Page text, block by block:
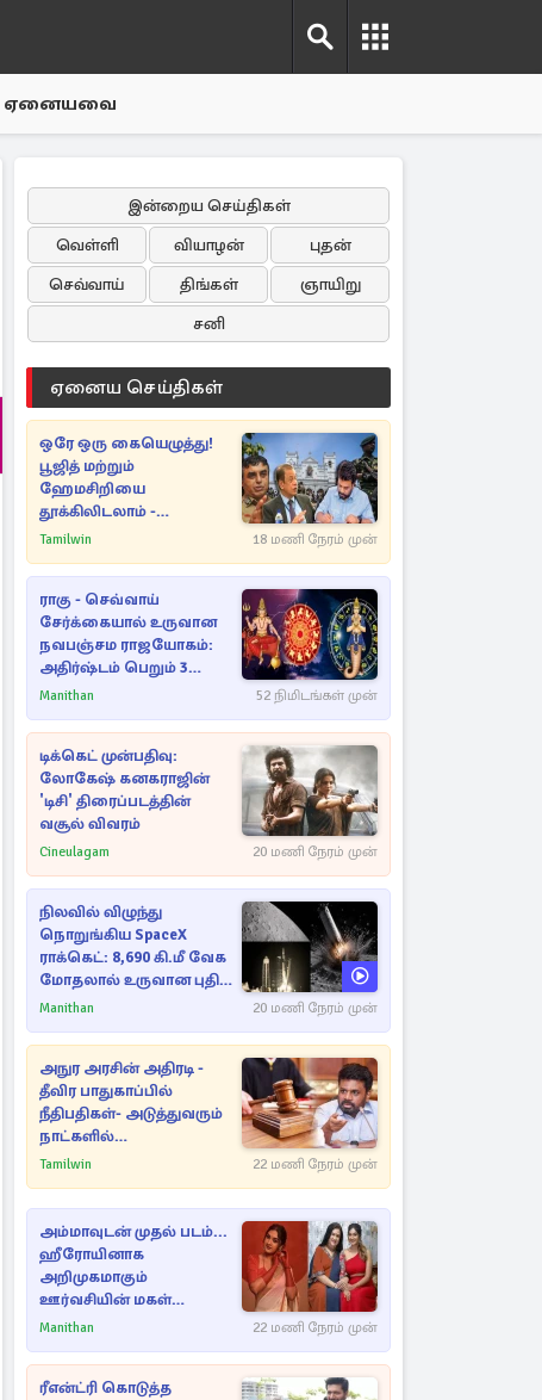
ஏனையவை
இன்றைய செய்திகள்
வெள்ளி
வியாழன்
புதன்
செவ்வாய்
திங்கள்
ஞாயிறு
சனி
ஏனைய செய்திகள்
ஒரே ஒரு கையெழுத்து!
பூஜித் மற்றும்
ஹேமசிறியை
தூக்கிலிடலாம் -
அநுரவுக்குச் சென்ற
Tamilwin 18 மணி நேரம் முன்
ராகு - செவ்வாய்
சேர்க்கையால் உருவான
நவபஞ்சம ராஜயோகம்:
அதிர்ஷ்டம் பெறும் 3
ராசிகள்!
Manithan 52 நிமிடங்கள் முன்
டிக்கெட் முன்பதிவு:
லோகேஷ் கனகராஜின்
'டிசி' திரைப்படத்தின்
வசூல் விவரம்
Cineulagam 20 மணி நேரம் முன்
நிலவில் விழுந்து
நொறுங்கிய SpaceX
ராக்கெட்: 8,690 கி.மீ வேக
மோதலால் உருவான புதிய
பள்ளம்!
Manithan 20 மணி நேரம் முன்
அநுர அரசின் அதிரடி -
தீவிர பாதுகாப்பில்
நீதிபதிகள்- அடுத்துவரும்
நாட்களில்
அம்பலமாகவுள்ள ரகசியம்
Tamilwin 22 மணி நேரம் முன்
அம்மாவுடன் முதல் படம்...
ஹீரோயினாக
அறிமுகமாகும்
ஊர்வசியின் மகள்
தேஜலட்சுமி!
Manithan 22 மணி நேரம் முன்
ரீஎன்ட்ரி கொடுத்த